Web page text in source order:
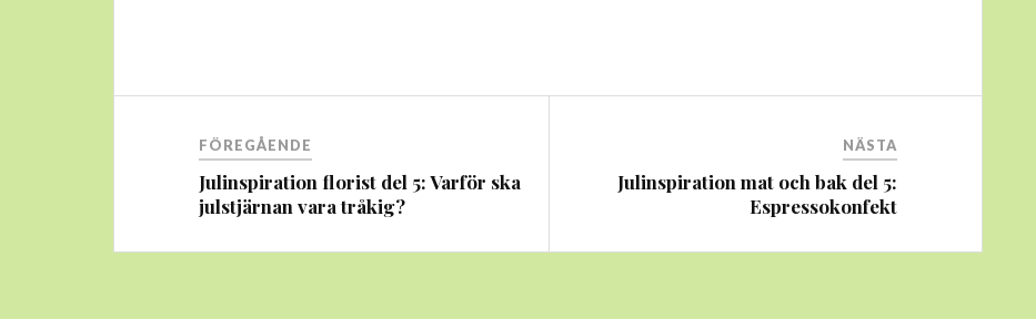
FÖREGÅENDE
Julinspiration florist del 5: Varför ska
julstjärnan vara tråkig?
NÄSTA
Julinspiration mat och bak del 5:
Espressokonfekt